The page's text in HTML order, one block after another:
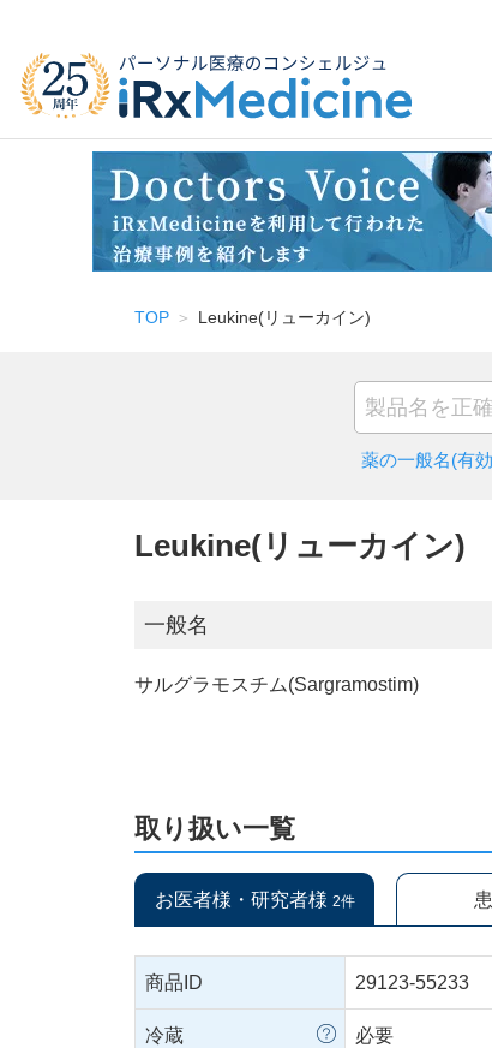
TOP Leukine(リューカイン)
薬の一般名(有
Leukine(リューカイン)
一般名
サルグラモスチム(Sargramostim)
取り扱い一覧
お医者様・研究者様 2件
商品ID 29123-55233
冷蔵 必要